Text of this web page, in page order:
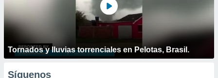
Tornados y lluvias torrenciales en Pelotas, Brasil.
Síguenos